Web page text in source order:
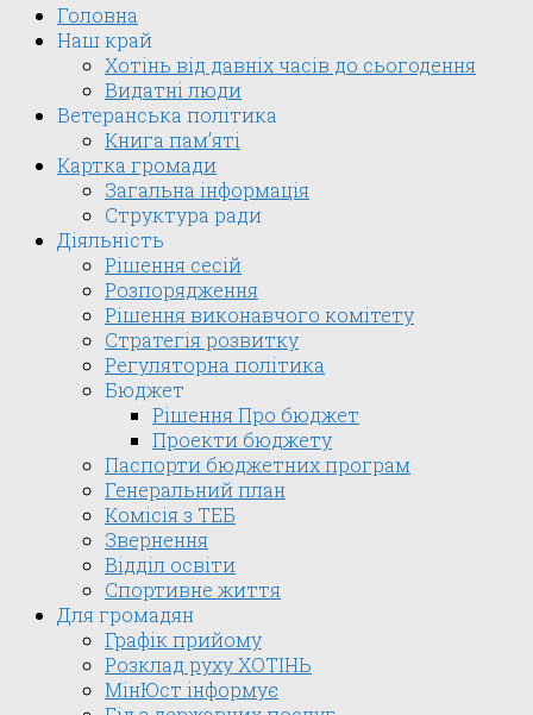
Головна
Наш край
Хотінь від давніх часів до сьогодення
Видатні люди
Ветеранська політика
Книга пам’яті
Картка громади
Загальна інформація
Структура ради
Діяльність
Рішення сесій
Розпорядження
Рішення виконавчого комітету
Стратегія розвитку
Регуляторна політика
Бюджет
Рішення Про бюджет
Проекти бюджету
Паспорти бюджетних програм
Генеральний план
Комісія з ТЕБ
Звернення
Відділ освіти
Спортивне життя
Для громадян
Графік прийому
Розклад руху ХОТІНЬ
МінЮст інформує